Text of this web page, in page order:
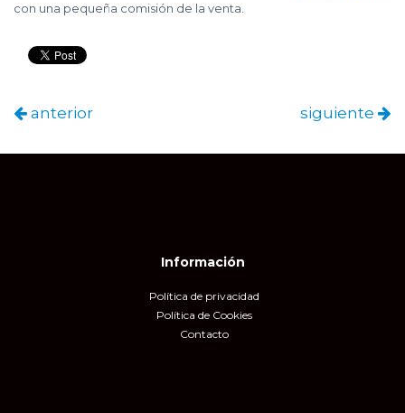
con una pequeña comisión de la venta.
anterior siguiente
Información
Política de privacidad
Política de Cookies
Contacto